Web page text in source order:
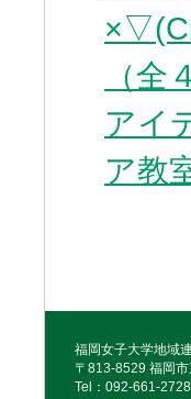
（全
アイ
ア教
福岡女子大学地域
〒813-8529 福岡
Tel：